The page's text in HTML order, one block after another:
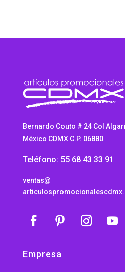
Bernardo Couto # 24 Col
México CDMX C.P. 06880
Teléfono: 55 68 43 33 91
ventas@
Empresa